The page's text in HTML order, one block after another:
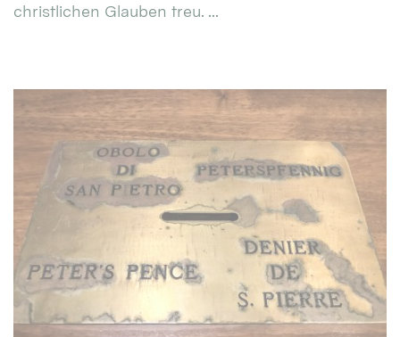
christlichen Glauben treu. ...